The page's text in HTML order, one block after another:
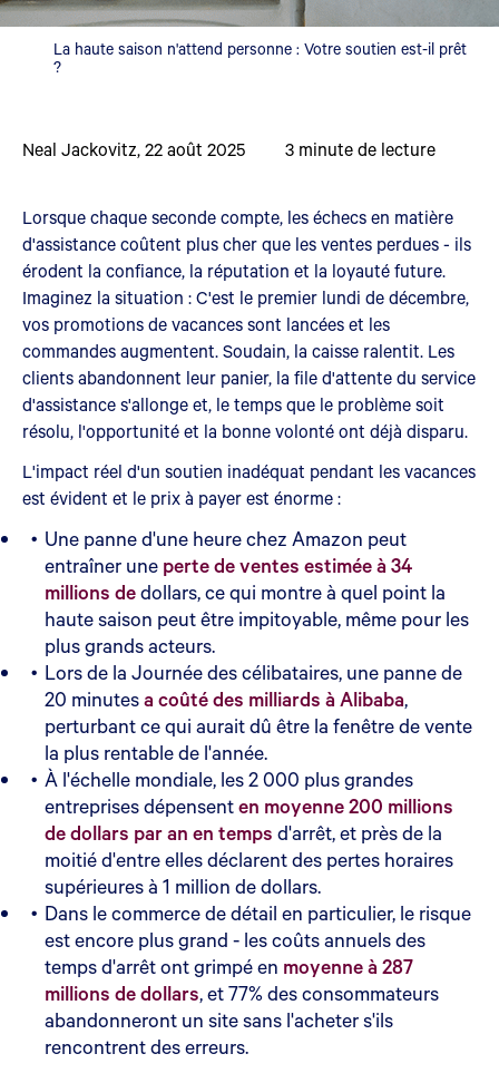
La haute saison n'attend personne : Votre soutien est-il prêt
?
Neal Jackovitz,22 août 2025 3 minute de lecture
Lorsque chaque seconde compte, les échecs en matière
d'assistance coûtent plus cher que les ventes perdues - ils
érodent la confiance, la réputation et la loyauté future.
Imaginez la situation : C'est le premier lundi de décembre,
vos promotions de vacances sont lancées et les
commandes augmentent. Soudain, la caisse ralentit. Les
clients abandonnent leur panier, la file d'attente du service
d'assistance s'allonge et, le temps que le problème soit
résolu, l'opportunité et la bonne volonté ont déjà disparu.
L'impact réel d'un soutien inadéquat pendant les vacances
est évident et le prix à payer est énorme :
Une panne d'une heure chez Amazon peut
entraîner une perte de ventes estimée à 34
millions dedollars, ce qui montre à quel point la
haute saison peut être impitoyable, même pour les
plus grands acteurs.
Lors de la Journée des célibataires, une panne de
20 minutesa coûté des milliards à Alibaba,
perturbant ce qui aurait dû être la fenêtre de vente
la plus rentable de l'année.
À l'échelle mondiale, les 2 000 plus grandes
entreprises dépensenten moyenne 200 millions
de dollars par an en temps d'arrêt, et près de la
moitié d'entre elles déclarent des pertes horaires
supérieures à 1 million de dollars.
Dans le commerce de détail en particulier, le risque
est encore plus grand - les coûts annuels des
temps d'arrêt ont grimpé en moyenne à 287
millions de dollars, et 77% des consommateurs
abandonneront un site sans l'acheter s'ils
rencontrent des erreurs.